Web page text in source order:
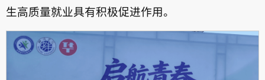
生高质量就业具有积极促进作用。